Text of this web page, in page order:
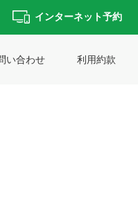
インターネット予約
い合わせ 利用約款